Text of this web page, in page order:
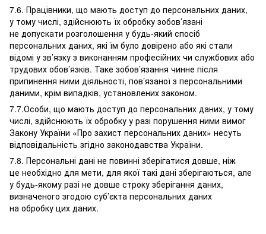
7.6. Працівники, що мають доступ до персональних даних,
у тому числі, здійснюють їх обробку зобов’язані
не допускати розголошення у будь-який спосіб
персональних даних, які їм було довірено або які стали
відомі у зв’язку з виконанням професійних чи службових або
трудових обов’язків. Таке зобов’язання чинне після
припинення ними діяльності, пов’язаної з персональними
даними, крім випадків, установлених законом.
7.7.Особи, що мають доступ до персональних даних, у тому
числі, здійснюють їх обробку у разі порушення ними вимог
Закону України «Про захист персональних даних» несуть
відповідальність згідно законодавства України.
7.8. Персональні дані не повинні зберігатися довше, ніж
це необхідно для мети, для якої такі дані зберігаються, але
у будь-якому разі не довше строку зберігання даних,
визначеного згодою суб’єкта персональних даних
на обробку цих даних.